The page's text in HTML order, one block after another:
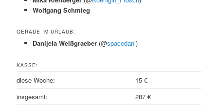
Wolfgang Schmieg
GERADE IM URLAUB:
Danijela Weißgraeber (@spacedani)
KASSE:
diese Woche:
15 €
insgesamt:
287 €